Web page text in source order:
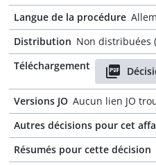
Langue de la procédure
Distribution Non distribuées
Téléchargement
Versions JO Aucun lien JO
Autres décisions pour cet
Résumés pour cette décision